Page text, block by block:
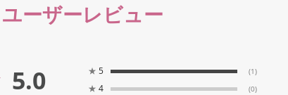
ユーザーレビュー
5.0 ★ 5 (1)
★ 4 (0)